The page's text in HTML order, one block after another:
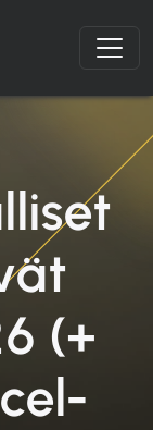
(+